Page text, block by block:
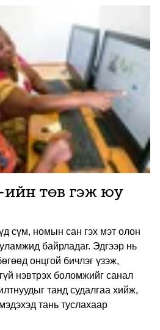
ийн төв гэж юу
сүм, номын сан гэх мэт олон
байрладаг. Эдгээр нь
онцгой бичлэг үзэж,
нэвтрэх боломжийг санал
танд судалгаа хийж,
тань туслахаар